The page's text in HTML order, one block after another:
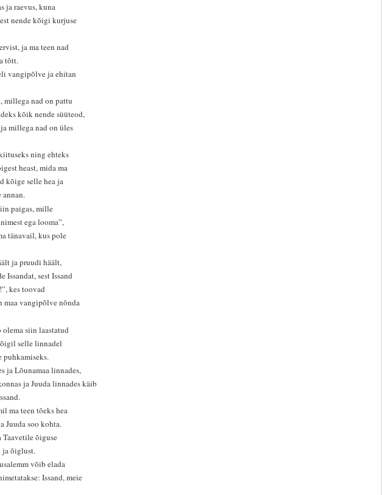
ja raevus, kuna
nende kõigi kurjuse
ja ma teen nad
tõtt.
vangipõlve ja ehitan
millega nad on pattu
kõik nende süüteod,
millega nad on üles
ning ehteks
heast, mida ma
kõige selle hea ja
annan.
paigas, mille
ega looma”,
tänavail, kus pole
ja pruudi häält,
Issandat, sest Issand
kes toovad
maa vangipõlve nõnda
olema siin laastatud
selle linnadel
puhkamiseks.
ja Lõunamaa linnades,
ja Juuda linnades käib
ma teen tõeks hea
Juuda soo kohta.
Taavetile õiguse
ja õiglust.
võib elada
Issand, meie